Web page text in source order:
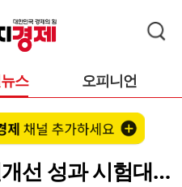
스 오피니언
선 성과 시험대…